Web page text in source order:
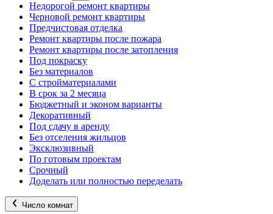
Недорогой ремонт квартиры
Черновой ремонт квартиры
Предчистовая отделка
Ремонт квартиры после пожара
Ремонт квартиры после затопления
Под покраску
Без материалов
С стройматериалами
В срок за 2 месяца
Бюджетный и эконом варианты
Декоративный
Под сдачу в аренду
Без отселения жильцов
Эксклюзивный
По готовым проектам
Срочный
Доделать или полностью переделать
Число комнат